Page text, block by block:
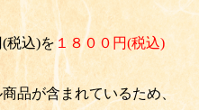
税込)を１８００円(税込)
品が含まれているため、